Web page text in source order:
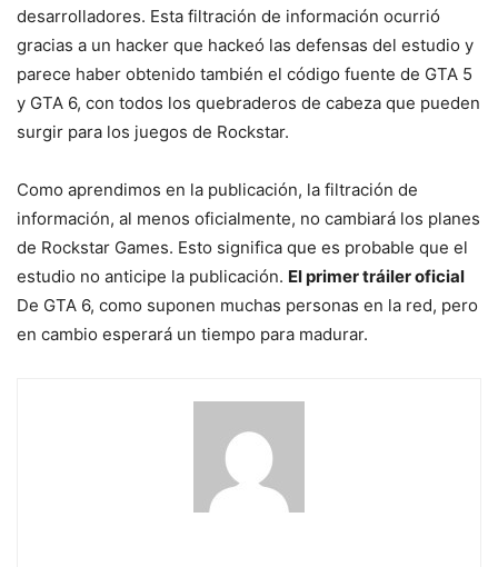
desarrolladores. Esta filtración de información ocurrió
gracias a un hacker que hackeó las defensas del estudio y
parece haber obtenido también el código fuente de GTA 5
y GTA 6, con todos los quebraderos de cabeza que pueden
surgir para los juegos de Rockstar.
Como aprendimos en la publicación, la filtración de
información, al menos oficialmente, no cambiará los planes
de Rockstar Games. Esto significa que es probable que el
estudio no anticipe la publicación. El primer tráiler oficial
De GTA 6, como suponen muchas personas en la red, pero
en cambio esperará un tiempo para madurar.